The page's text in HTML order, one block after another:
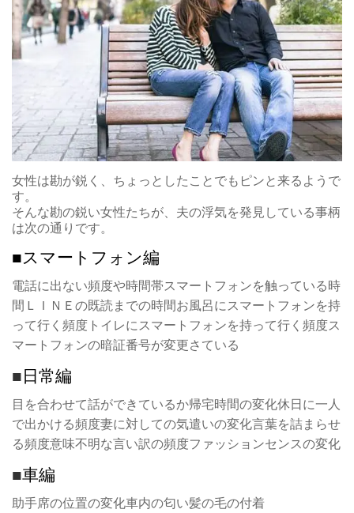
女性は勘が鋭く、ちょっとしたことでもピンと来るようで
す。
そんな勘の鋭い女性たちが、夫の浮気を発見している事柄
は次の通りです。
■スマートフォン編
電話に出ない頻度や時間帯スマートフォンを触っている時
間ＬＩＮＥの既読までの時間お風呂にスマートフォンを持
って行く頻度トイレにスマートフォンを持って行く頻度ス
マートフォンの暗証番号が変更さている
■ 日常編
目を合わせて話ができているか帰宅時間の変化休日に一人
で出かける頻度妻に対しての気遣いの変化言葉を詰まらせ
る頻度意味不明な言い訳の頻度ファッションセンスの変化
■車編
助手席の位置の変化車内の匂い髪の毛の付着